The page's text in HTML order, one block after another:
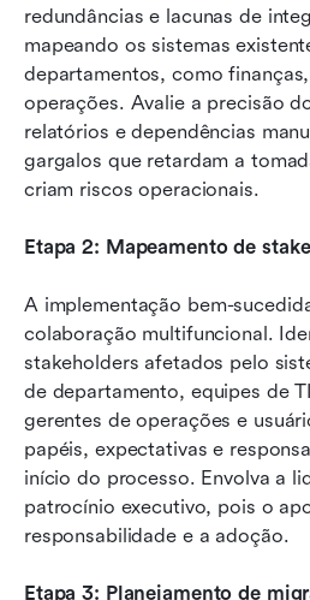
redundâncias e lacunas de
mapeando os sistemas
departamentos, como
operações. Avalie a precisão
relatórios e dependências
gargalos que retardam a
criam riscos operacionais.
Etapa 2: Mapeamento de
A implementação bem-
colaboração multifuncional.
stakeholders afetados pelo
de departamento, equipes de
gerentes de operações e
papéis, expectativas e
início do processo. Envolva a
patrocínio executivo, pois o
responsabilidade e a adoção.
Etapa 3: Planejamento de